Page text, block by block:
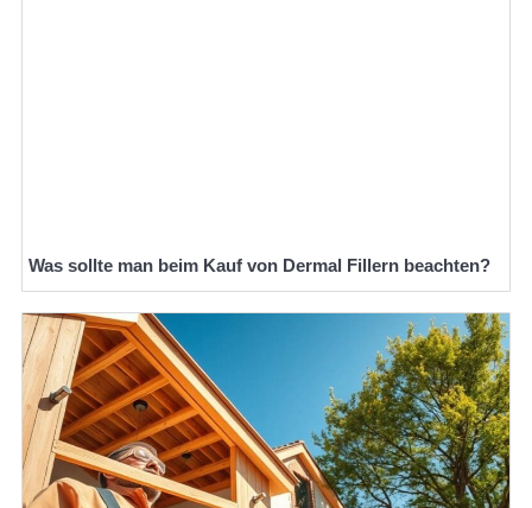
Was sollte man beim Kauf von Dermal Fillern beachten?